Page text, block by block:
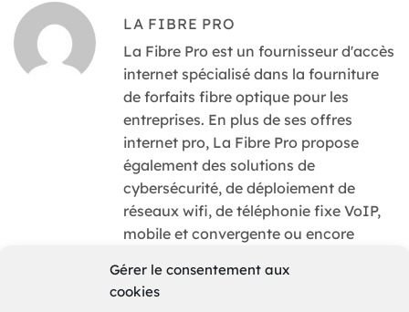
Gérer le consentement aux
cookies
LA FIBRE PRO
La Fibre Pro est un fournisseur d'accès
internet spécialisé dans la fourniture
de forfaits fibre optique pour les
entreprises. En plus de ses offres
internet pro, La Fibre Pro propose
également des solutions de
cybersécurité, de déploiement de
réseaux wifi, de téléphonie fixe VoIP,
mobile et convergente ou encore
Fibre Pro est une marque déposée de
la société MUONA, opérateur télécom